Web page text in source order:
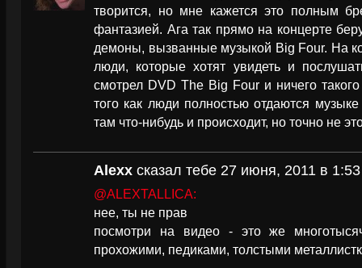
творится, но мне кажется это полным
фантазией. Ага так прямо на концерте
демоны, вызванные музыкой Big Four. На
люди, которые хотят увидеть и
смотрел DVD The Big Four и ничего
того как люди полностью отдаются
там что-нибудь и происходит, но точно не
Alexx сказал тебе 27 июня, 2011 в
@ALEXTALLICA:
нее, ты не прав
посмотри на видео - это же
прохожими, педиками, толстыми